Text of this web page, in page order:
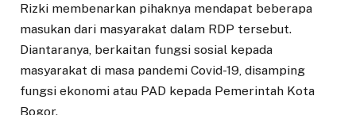
Rizki membenarkan pihaknya mendapat beberapa
masukan dari masyarakat dalam RDP tersebut.
Diantaranya, berkaitan fungsi sosial kepada
masyarakat di masa pandemi Covid-19, disamping
fungsi ekonomi atau PAD kepada Pemerintah Kota
Bogor.